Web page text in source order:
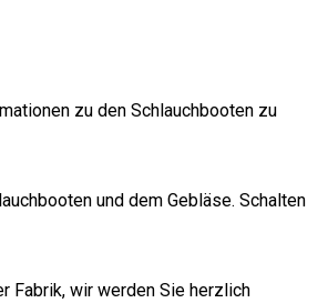
zu den Schlauchbooten zu
und dem Gebläse. Schalten
Fabrik, wir werden Sie herzlich